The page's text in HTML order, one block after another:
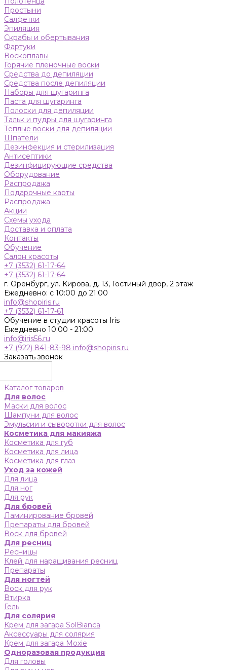
Простыни
Салфетки
Эпиляция
Скрабы и обертывания
Фартуки
Воскоплавы
Горячие пленочные воски
Средства до депиляции
Средства после депиляции
Наборы для шугаринга
Паста для шугаринга
Полоски для депиляции
Тальк и пудры для шугаринга
Теплые воски для депиляции
Шпатели
Дезинфекция и стерилизация
Антисептики
Дезинфицирующие средства
Оборудование
Распродажа
Подарочные карты
Распродажа
Акции
Схемы ухода
Доставка и оплата
Контакты
Обучение
Салон красоты
+7 (3532) 61-17-64
+7 (3532) 61-17-64
г. Оренбург, ул. Кирова, д. 13, Гостиный двор, 2 этаж
Ежедневно: с 10:00 до 21:00
info@shopiris.ru
+7 (3532) 61-17-61
Обучение в студии красоты Iris
Ежедневно 10:00 - 21:00
info@iris56.ru
+7 (922) 841-83-98 info@shopiris.ru
Заказать звонок
Каталог товаров
Для волос
Маски для волос
Шампуни для волос
Эмульсии и сыворотки для волос
Косметика для макияжа
Косметика для губ
Косметика для лица
Косметика для глаз
Уход за кожей
Для лица
Для ног
Для рук
Для бровей
Ламинирование бровей
Препараты для бровей
Воск для бровей
Для ресниц
Ресницы
Клей для наращивания ресниц
Препараты
Для ногтей
Воск для рук
Втирка
Гель
Для солярия
Крем для загара SolBianca
Аксессуары для солярия
Крем для загара Moxie
Одноразовая продукция
Для головы